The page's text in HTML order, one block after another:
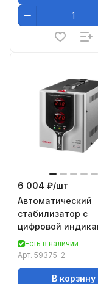
6 004 ₽/шт
Автоматический
стабилизатор с
цифровой
Зубр АСН-2000-1-Ц
ПРОФ. 59375-2
Есть в наличии
Арт. 59375-2
В корзину